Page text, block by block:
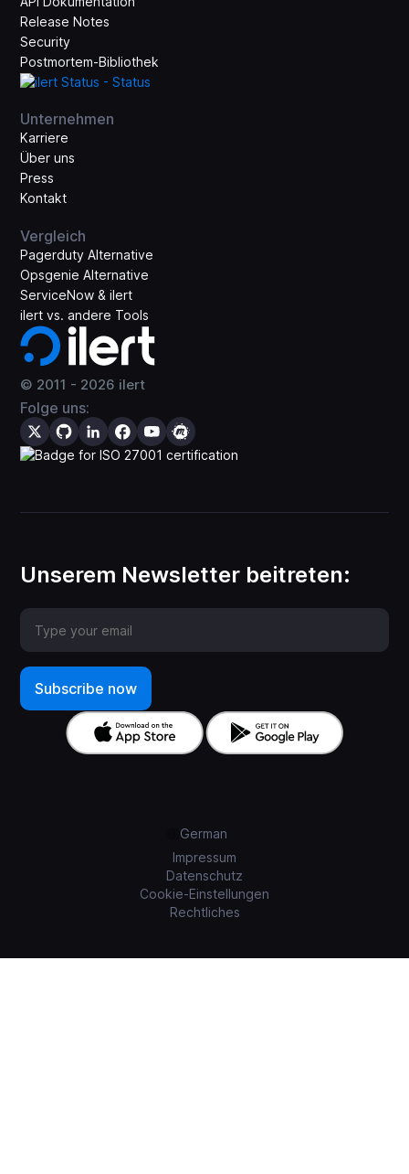
© 2011 - 2026 ilert
Folge uns:
Release Notes
Security
Postmortem-Bibliothek
Unternehmen
Karriere
Über uns
Press
Kontakt
Vergleich
Pagerduty Alternative
Opsgenie Alternative
ServiceNow & ilert
ilert vs. andere Tools
Unserem Newsletter beitreten:
German
Impressum
Datenschutz
Cookie-Einstellungen
Rechtliches